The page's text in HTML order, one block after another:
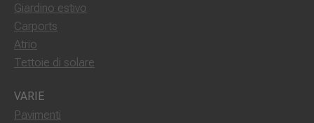
Giardino estivo
Carports
Atrio
Tettoie di solare
VARIE
Pavimenti